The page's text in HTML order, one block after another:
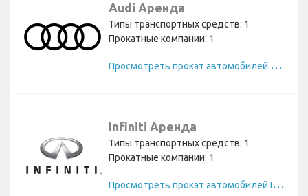
Audi Аренда
Типы транспортных средств: 1
Прокатные компании: 1
П
росмотреть прокат автомобилей Audi
Infiniti Аренда
Типы транспортных средств: 1
Прокатные компании: 1
П
росмотреть прокат автомобилей Infiniti